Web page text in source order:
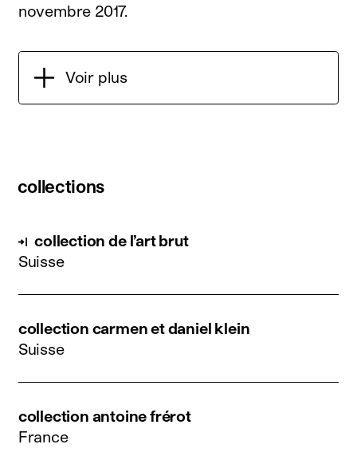
novembre 2017.
Voir plus
collections
collection de l’art brut
Suisse
collection carmen et daniel klein
Suisse
collection antoine frérot
France